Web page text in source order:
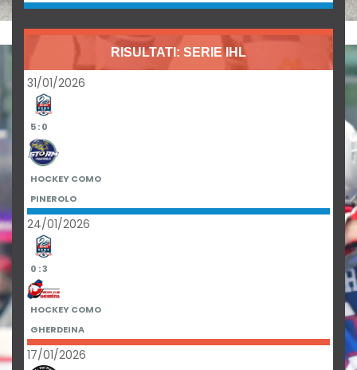
RISULTATI: SERIE IHL
31/01/2026
5 : 0
HOCKEY COMO
PINEROLO
24/01/2026
0 : 3
HOCKEY COMO
GHERDEINA
17/01/2026